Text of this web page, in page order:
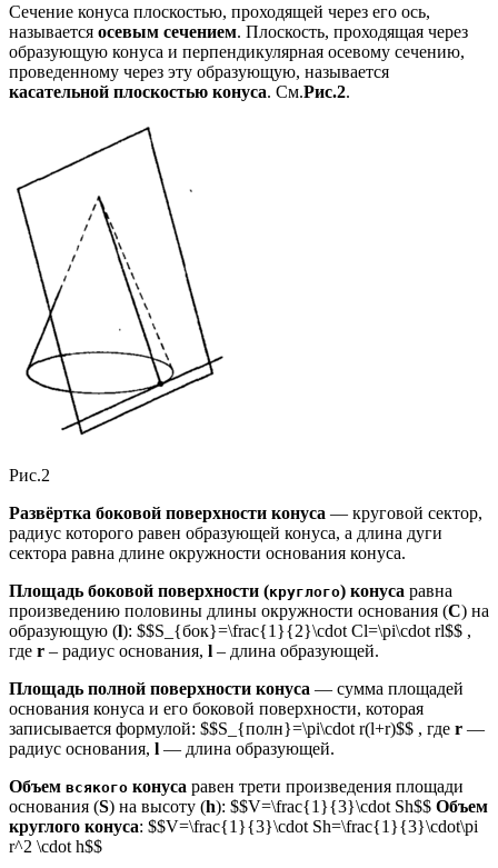
Сечение конуса плоскостью, проходящей через его ось,
называется осевым сечением. Плоскость, проходящая через
образующую конуса и перпендикулярная осевому сечению,
проведенному через эту образующую, называется
касательной плоскостью конуса. См.Рис.2.
Рис.2
Развёртка боковой поверхности конуса — круговой сектор,
радиус которого равен образующей конуса, а длина дуги
сектора равна длине окружности основания конуса.
Площадь боковой поверхности (круглого) конуса равна
произведению половины длины окружности основания (C) на
образующую (l): $$S_{бок}=\frac{1}{2}\cdot Cl=\pi\cdot rl$$ ,
где r – радиус основания, l – длина образующей.
Площадь полной поверхности конуса — сумма площадей
основания конуса и его боковой поверхности, которая
записывается формулой: $$S_{полн}=\pi\cdot r(l+r)$$ , где r —
радиус основания, l — длина образующей.
Объем всякого конуса равен трети произведения площади
основания (S) на высоту (h): $$V=\frac{1}{3}\cdot Sh$$ Объем
круглого конуса: $$V=\frac{1}{3}\cdot Sh=\frac{1}{3}\cdot\pi
r^2 \cdot h$$